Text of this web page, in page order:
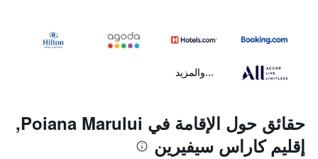
...والمزيد
حقائق حول الإقامة في Poiana Marului,
إقليم كاراس سيفيرين